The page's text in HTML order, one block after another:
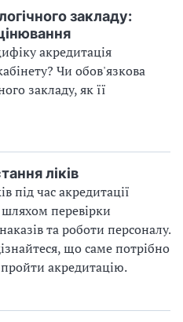
закладу:
акредитація
Чи обов'язкова
закладу, як її
ліків
під час акредитації
перевірки
та роботи персоналу.
що саме потрібно
акредитацію.